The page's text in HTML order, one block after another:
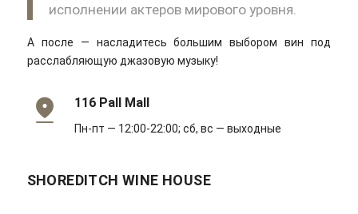
исполнении актеров мирового уровня.
А после — насладитесь большим выбором вин под
расслабляющую джазовую музыку!
116 Pall Mall
Пн-пт — 12:00-22:00; сб, вс — выходные
SHOREDITCH WINE HOUSE